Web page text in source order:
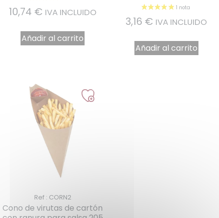
10,74 € IVA INCLUIDO
Añadir al carrito
3,16 € IVA INCLUIDO
Añadir al carrito
Ref : CORN2
Cono de virutas de cartón